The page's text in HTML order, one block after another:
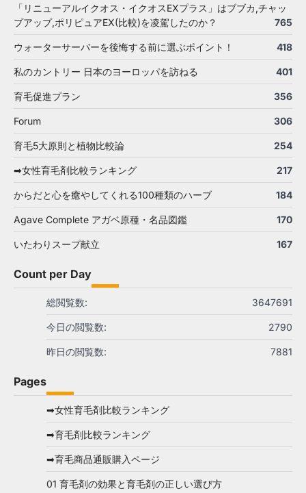
「リニューアルイクオス・イクオスEXプラス」はブブカ,チャッ
プアップ,ポリピュアEX(比較)を凌駕したのか？
765
ウォーターサーバーを後悔する前に選ぶポイント！ 418
私のカントリー 日本のヨーロッパを訪ねる 401
育毛促進プラン 356
Forum 306
育毛5大原則と植物比較論 254
➡女性育毛剤比較ランキング 217
からだと心を癒やしてくれる100種類のハーブ 184
Agave Complete アガベ原種・名品図鑑 170
いたわりスープ献立 167
Count per Day
3647691
総閲覧数:
2790
今日の閲覧数:
7881
昨日の閲覧数:
Pages
➡女性育毛剤比較ランキング
➡育毛剤比較ランキング
➡育毛商品通販購入ページ
01 育毛剤の効果と育毛剤の正しい選び方